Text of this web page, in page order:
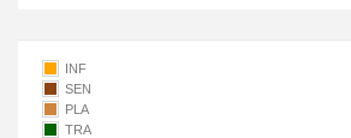
INF
SEN
PLA
TRA